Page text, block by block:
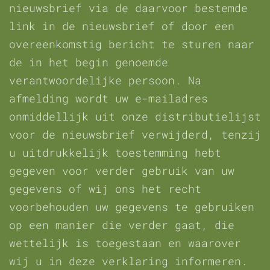
nieuwsbrief via de daarvoor bestemde
link in de nieuwsbrief of door een
overeenkomstig bericht te sturen naar
de in het begin genoemde
verantwoordelijke persoon. Na
afmelding wordt uw e-mailadres
onmiddellijk uit onze distributielijst
voor de nieuwsbrief verwijderd, tenzij
u uitdrukkelijk toestemming hebt
gegeven voor verder gebruik van uw
gegevens of wij ons het recht
voorbehouden uw gegevens te gebruiken
op een manier die verder gaat, die
wettelijk is toegestaan en waarover
wij u in deze verklaring informeren.